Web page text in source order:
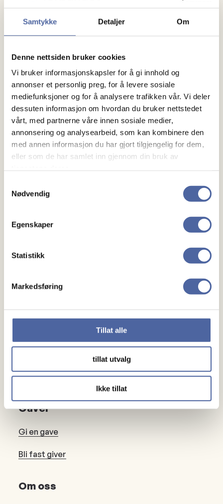
Samtykke Detaljer Om
Denne nettsiden bruker cookies
Vi bruker informasjonskapsler for å gi innhold og
annonser et personlig preg, for å levere sosiale
mediefunksjoner og for å analysere trafikken vår. Vi deler
dessuten informasjon om hvordan du bruker nettstedet
vårt, med partnerne våre innen sosiale medier,
annonsering og analysearbeid, som kan kombinere den
med annen informasjon du har gjort tilgjengelig for dem,
eller som de har samlet inn gjennom din bruk av
Nødvendig
Egenskaper
Statistikk
Markedsføring
Tillat alle
tillat utvalg
Ikke tillat
Arrangør
MS-forbundet Region sør
På konferansene kan du få oppdatert informasjon om
temaer relatert til MS og det å leve med MS.
Region sør arrangerer MS-konferanse på Radison
blue Caledonien, Vestre Strandgate 7 i Kristiansand
27.oktober.
Program og mer informasjon kommer.
Om MS
Mennesker
Lokalforeninger
Gaver
Gi en gave
Bli fast giver
Om oss